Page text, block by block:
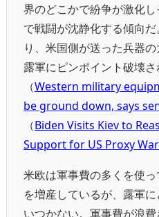
界のどこかで紛争が激化
で戦闘が沈静化する傾向
り、米国側が送った兵器
露軍にピンポイント破壊さ
（Western military
be ground down, says
（Biden Visits Kiev to
Support for US Proxy
米欧は軍事費の多くを使
を増産しているが、露軍
いつかない。軍事費が浪